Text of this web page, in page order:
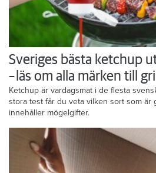
Sveriges bästa ketchup
– läs om alla märken till
Ketchup är vardagsmat i de flesta
stora test får du veta vilken sort som är
innehåller mögelgifter.